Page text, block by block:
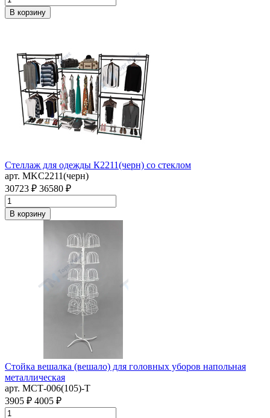
В корзину
Стеллаж для одежды К2211(черн) со стеклом
арт. MKC2211(черн)
30723 ₽ 36580 ₽
В корзину
Стойка вешалка (вешало) для головных уборов напольная
металлическая
арт. MСТ-006(105)-Т
3905 ₽ 4005 ₽